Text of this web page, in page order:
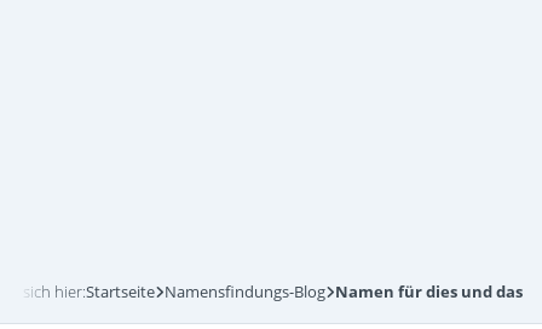
sich hier:Startseite Namensfindungs-Blog Namen für dies und das